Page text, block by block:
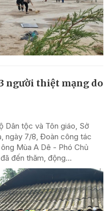
người thiệt mạng do
Dân tộc và Tôn giáo, Sở
ngày 7/8, Đoàn công tác
Mùa A Dê - Phó Chủ
đến thăm, động...